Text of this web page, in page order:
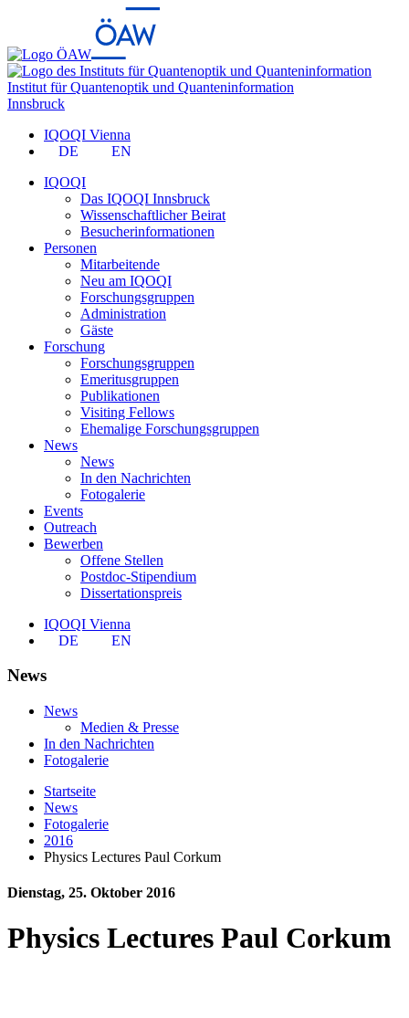
Institut für Quantenoptik und Quanteninformation
Innsbruck
IQOQI Vienna
DE
EN
IQOQI
Das IQOQI Innsbruck
Wissenschaftlicher Beirat
Besucherinformationen
Personen
Mitarbeitende
Neu am IQOQI
Forschungsgruppen
Administration
Gäste
Forschung
Forschungsgruppen
Emeritusgruppen
Publikationen
Visiting Fellows
Ehemalige Forschungsgruppen
News
News
In den Nachrichten
Fotogalerie
Events
Outreach
Bewerben
Offene Stellen
Postdoc-Stipendium
Dissertationspreis
IQOQI Vienna
DE
EN
News
News
Medien & Presse
In den Nachrichten
Fotogalerie
Startseite
News
Fotogalerie
2016
Physics Lectures Paul Corkum
Dienstag, 25. Oktober 2016
Physics Lectures Paul Corkum